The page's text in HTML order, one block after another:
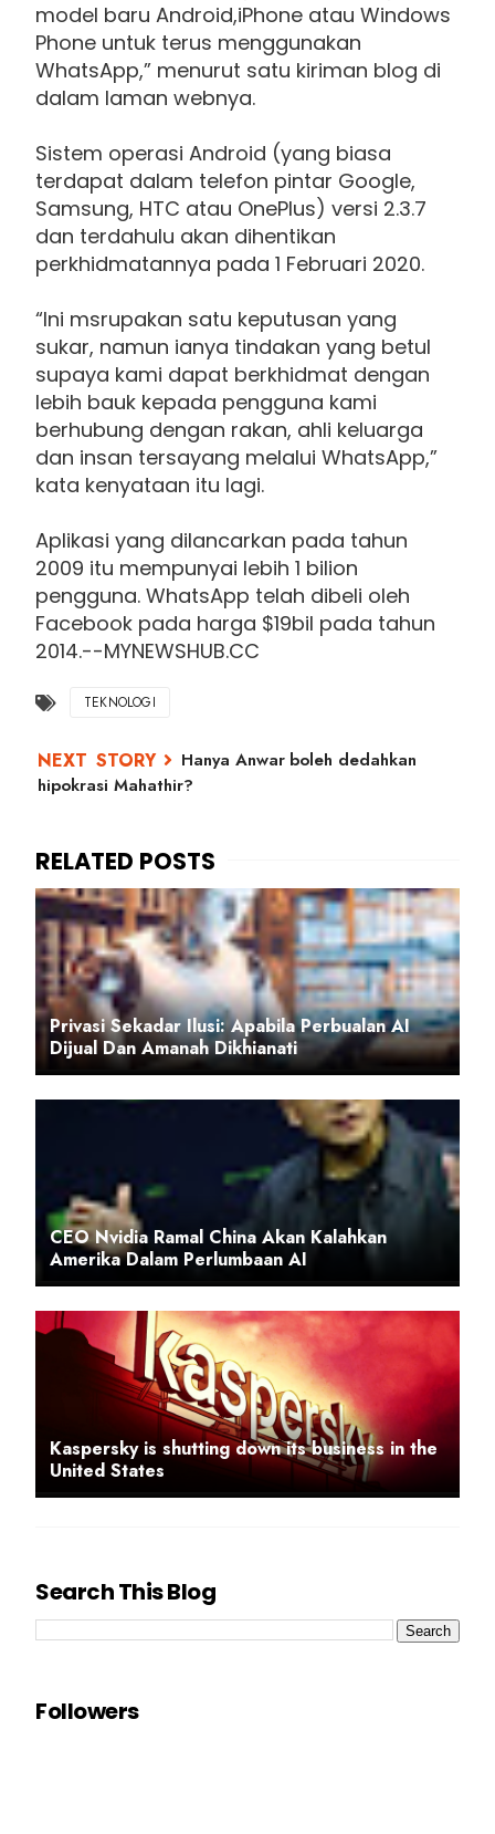
model baru Android,iPhone atau Windows
Phone untuk terus menggunakan
WhatsApp,” menurut satu kiriman blog di
dalam laman webnya.
Sistem operasi Android (yang biasa
terdapat dalam telefon pintar Google,
Samsung, HTC atau OnePlus) versi 2.3.7
dan terdahulu akan dihentikan
perkhidmatannya pada 1 Februari 2020.
“Ini msrupakan satu keputusan yang
sukar, namun ianya tindakan yang betul
supaya kami dapat berkhidmat dengan
lebih bauk kepada pengguna kami
berhubung dengan rakan, ahli keluarga
dan insan tersayang melalui WhatsApp,”
kata kenyataan itu lagi.
Aplikasi yang dilancarkan pada tahun
2009 itu mempunyai lebih 1 bilion
pengguna. WhatsApp telah dibeli oleh
Facebook pada harga $19bil pada tahun
2014.--MYNEWSHUB.CC
TEKNOLOGI
Hanya Anwar boleh dedahkan
hipokrasi Mahathir?
Privasi Sekadar Ilusi: Apabila Perbualan AI
Dijual Dan Amanah Dikhianati
CEO Nvidia Ramal China Akan Kalahkan
Amerika Dalam Perlumbaan AI
Kaspersky is shutting down its business in the
United States
Search This Blog
Followers